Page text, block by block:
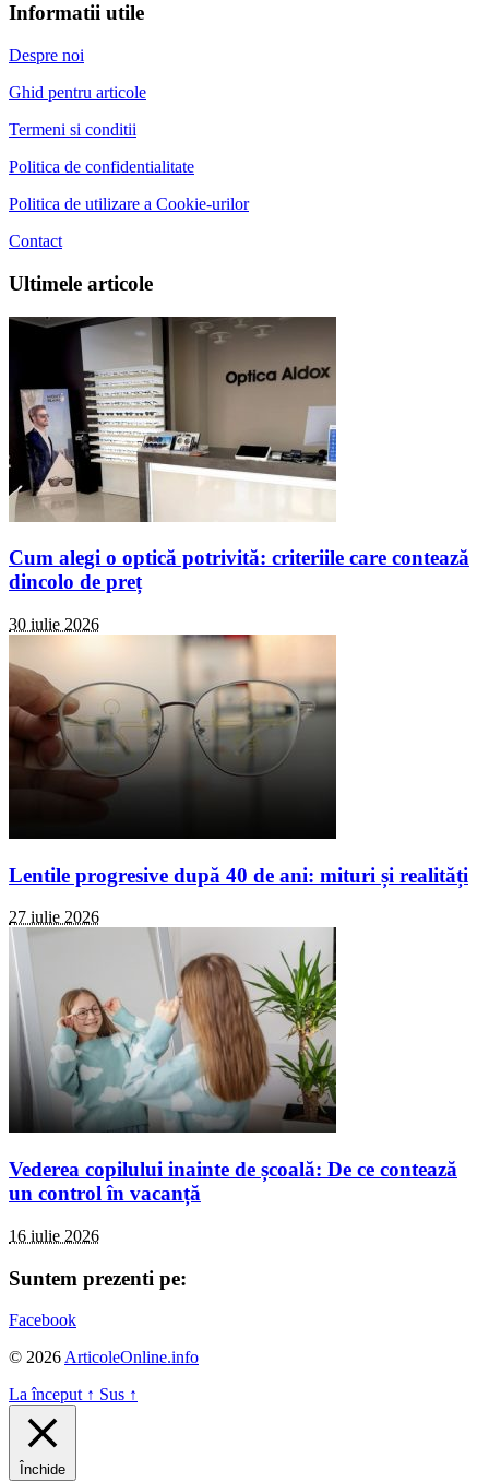
Informatii utile
Despre noi
Ghid pentru articole
Termeni si conditii
Politica de confidentialitate
Politica de utilizare a Cookie-urilor
Contact
Ultimele articole
Cum alegi o optică potrivită: criteriile care contează
dincolo de preț
30 iulie 2026
Lentile progresive după 40 de ani: mituri și realități
27 iulie 2026
Vederea copilului inainte de școală: De ce contează
un control în vacanță
16 iulie 2026
Suntem prezenti pe:
Facebook
© 2026 ArticoleOnline.info
La început ↑ Sus ↑
Închide